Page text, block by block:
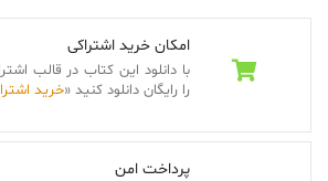
امکان خرید اشتراکی
با دانلود این کتاب در قالب
را رایگان دانلود کنید «خرید
پرداخت امن